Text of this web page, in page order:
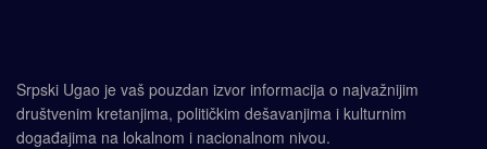
Srpski Ugao je vaš pouzdan izvor informacija o najvažnijim
društvenim kretanjima, političkim dešavanjima i kulturnim
događajima na lokalnom i nacionalnom nivou.